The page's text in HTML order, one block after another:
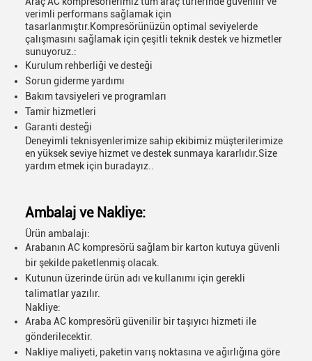
verimli performans sağlamak için
tasarlanmıştır.Kompresörünüzün optimal seviyelerde
çalışmasını sağlamak için çeşitli teknik destek ve hizmetler
sunuyoruz.:
Kurulum rehberliği ve desteği
Sorun giderme yardımı
Bakım tavsiyeleri ve programları
Tamir hizmetleri
Garanti desteği
Deneyimli teknisyenlerimize sahip ekibimiz müşterilerimize
en yüksek seviye hizmet ve destek sunmaya kararlıdır.Size
yardım etmek için buradayız..
Ambalaj ve Nakliye:
Ürün ambalajı:
Arabanın AC kompresörü sağlam bir karton kutuya güvenli
bir şekilde paketlenmiş olacak.
Kutunun üzerinde ürün adı ve kullanımı için gerekli
talimatlar yazılır.
Nakliye:
Araba AC kompresörü güvenilir bir taşıyıcı hizmeti ile
gönderilecektir.
Nakliye maliyeti, paketin varış noktasına ve ağırlığına göre